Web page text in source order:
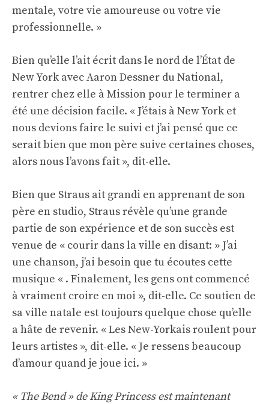
mentale, votre vie amoureuse ou votre vie
professionnelle. »
Bien qu’elle l’ait écrit dans le nord de l’État de
New York avec Aaron Dessner du National,
rentrer chez elle à Mission pour le terminer a
été une décision facile. « J’étais à New York et
nous devions faire le suivi et j’ai pensé que ce
serait bien que mon père suive certaines choses,
alors nous l’avons fait », dit-elle.
Bien que Straus ait grandi en apprenant de son
père en studio, Straus révèle qu’une grande
partie de son expérience et de son succès est
venue de « courir dans la ville en disant: » J’ai
une chanson, j’ai besoin que tu écoutes cette
musique « . Finalement, les gens ont commencé
à vraiment croire en moi », dit-elle. Ce soutien de
sa ville natale est toujours quelque chose qu’elle
a hâte de revenir. « Les New-Yorkais roulent pour
leurs artistes », dit-elle. « Je ressens beaucoup
d’amour quand je joue ici. »
« The Bend » de King Princess est maintenant